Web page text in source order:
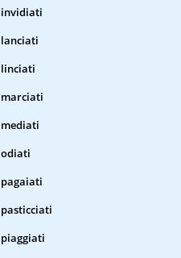
invidiati
lanciati
linciati
marciati
mediati
odiati
pagaiati
pasticciati
piaggiati